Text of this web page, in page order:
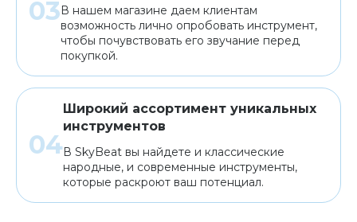
В нашем магазине даем клиентам
возможность лично опробовать инструмент,
чтобы почувствовать его звучание перед
покупкой.
Широкий ассортимент уникальных
инструментов
В SkyBeat вы найдете и классические
народные, и современные инструменты,
которые раскроют ваш потенциал.